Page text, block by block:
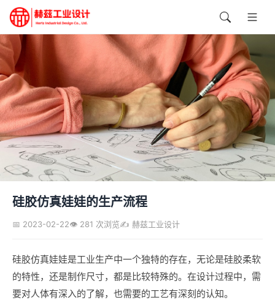
硅胶仿真娃娃的生产流程
📅 2023-02-22👁️ 281 次浏览✍️ 赫兹工业设计
硅胶仿真娃娃是工业生产中一个独特的存在，无论是硅胶柔软
的特性，还是制作尺寸，都是比较特殊的。在设计过程中，需
要对人体有深入的了解，也需要的工艺有深刻的认知。